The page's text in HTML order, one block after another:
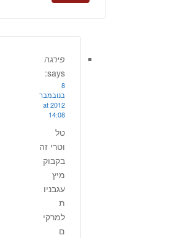
פירגה
says:
8
בנובמבר
2012 at
14:08
טל
וטרי זה
בקבוק
מיץ
עגבניו
ת
למרקי
ם